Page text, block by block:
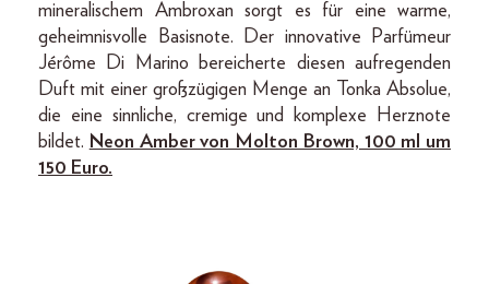
mineralischem Ambroxan sorgt es für eine warme,
geheimnisvolle Basisnote. Der innovative Parfümeur
Jérôme Di Marino bereicherte diesen aufregenden
Duft mit einer großzügigen Menge an Tonka Absolue,
die eine sinnliche, cremige und komplexe Herznote
bildet. Neon Amber von Molton Brown, 100 ml um
150 Euro.